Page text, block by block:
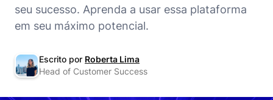
seu sucesso. Aprenda a usar essa plataforma
em seu máximo potencial.
Escrito por Roberta Lima
Head of Customer Success